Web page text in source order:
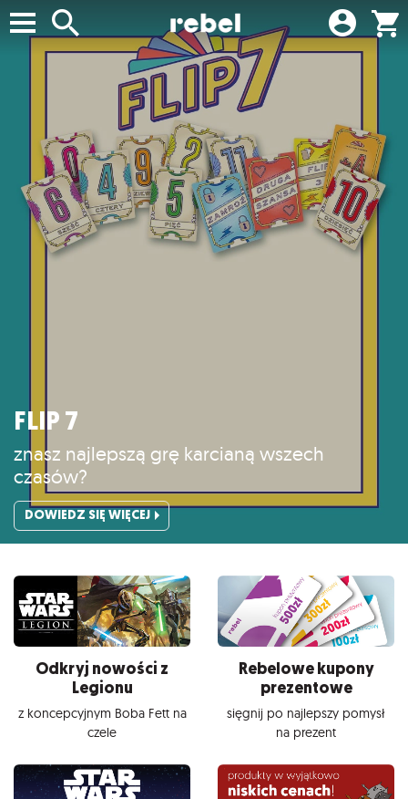
FLIP 7
znasz najlepszą grę karcianą wszech
czasów?
DOWIEDZ SIĘ WIĘCEJ
Odkryj nowości z
Legionu
z koncepcyjnym Boba Fett na
czele
Rebelowe kupony
prezentowe
sięgnij po najlepszy pomysł
na prezent